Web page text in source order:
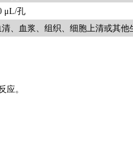
μL/孔
清、血浆、组织、细胞上清或其他
应。